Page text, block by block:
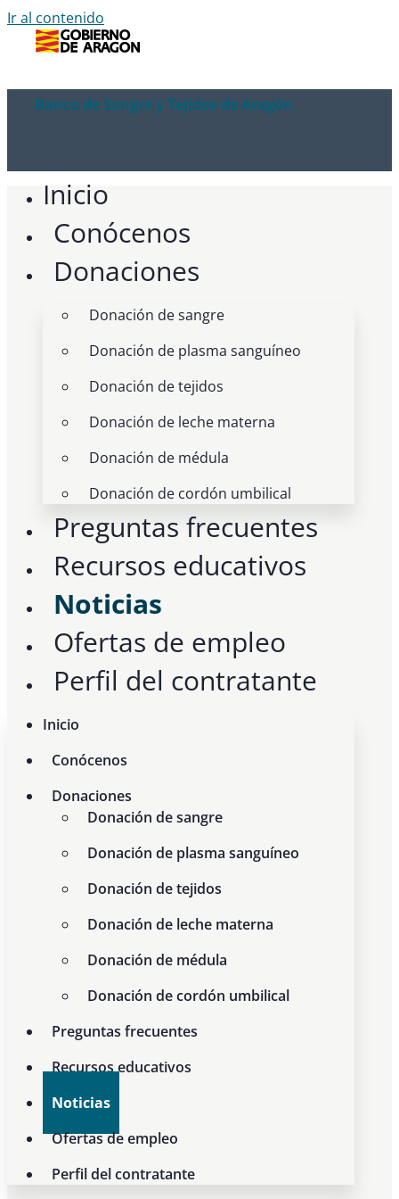
Ir al contenido
Banco de Sangre y Tejidos de Aragón
Inicio
Conócenos
Donaciones
Donación de sangre
Donación de plasma sanguíneo
Donación de tejidos
Donación de leche materna
Donación de médula
Donación de cordón umbilical
Preguntas frecuentes
Recursos educativos
Noticias
Ofertas de empleo
Perfil del contratante
Inicio
Conócenos
Donaciones
Donación de sangre
Donación de plasma sanguíneo
Donación de tejidos
Donación de leche materna
Donación de médula
Donación de cordón umbilical
Preguntas frecuentes
Recursos educativos
Noticias
Ofertas de empleo
Perfil del contratante